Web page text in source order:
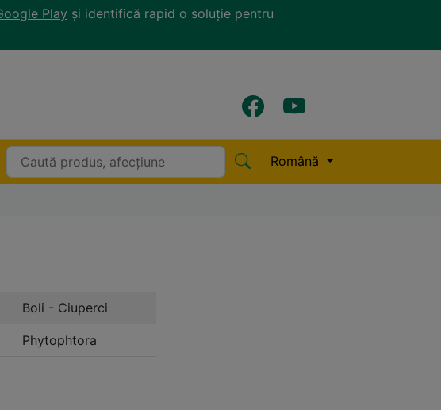
Play și identifică rapid o soluție pentru
Română
Boli - Ciuperci
Phytophtora